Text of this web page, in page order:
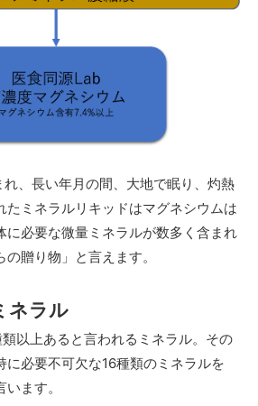
、長い年月の間、大地で眠り、灼熱
たミネラルリキッドはマグネシウムは
に必要な微量ミネラルが数多く含まれ
贈り物」と言えます。
ネラル
以上あると言われるミネラル。その
に必要不可欠な16種類のミネラルを
ます。